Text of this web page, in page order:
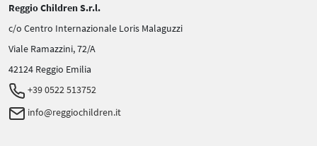
Reggio Children S.r.l.
c/o Centro Internazionale Loris Malaguzzi
Viale Ramazzini, 72/A
42124 Reggio Emilia
+39 0522 513752
info@reggiochildren.it